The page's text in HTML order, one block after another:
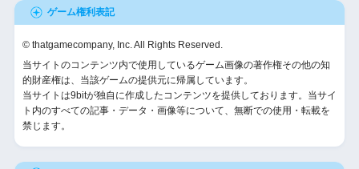
ゲーム権利表記
© thatgamecompany, Inc. All Rights Reserved.
当サイトのコンテンツ内で使用しているゲーム画像の著作権その他の知
的財産権は、当該ゲームの提供元に帰属しています。
当サイトは9bitが独自に作成したコンテンツを提供しております。当サイ
ト内のすべての記事・データ・画像等について、無断での使用・転載を
禁じます。